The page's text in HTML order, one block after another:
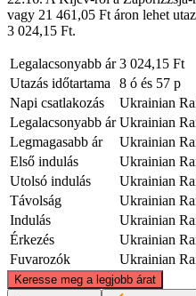
vagy 21 461,05 Ft áron lehet
3 024,15 Ft.
Legalacsonyabb ár 3 024,15 Ft
Utazás időtartama
8 ó és 57 p
Napi csatlakozás
Ukrainian
Legalacsonyabb ár Ukrainian
Legmagasabb ár
Ukrainian
Első indulás
Ukrainian
Utolsó indulás
Ukrainian
Távolság
Ukrainian
Indulás
Ukrainian
Érkezés
Ukrainian
Fuvarozók
Ukrainian
Keresse meg a legjobb árat